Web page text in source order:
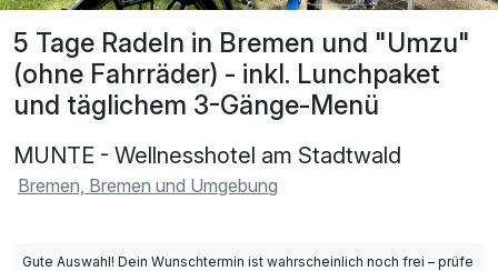
5 Tage Radeln in Bremen und "Umzu"
(ohne Fahrräder) - inkl. Lunchpaket
und täglichem 3-Gänge-Menü
MUNTE - Wellnesshotel am Stadtwald
Bremen, Bremen und Umgebung
Gute Auswahl! Dein Wunschtermin ist wahrscheinlich noch frei – prüfe